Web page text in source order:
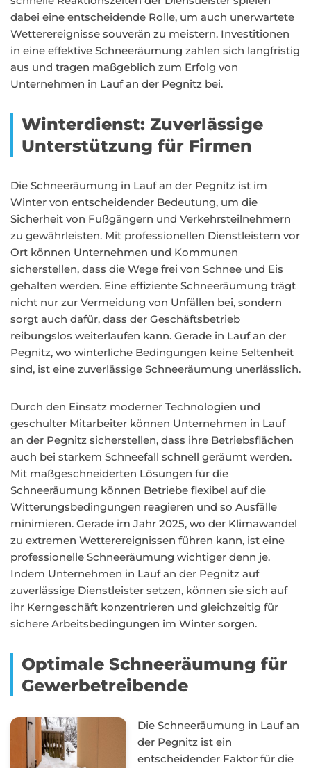
dabei eine entscheidende Rolle, um auch unerwartete
Wetterereignisse souverän zu meistern. Investitionen
in eine effektive Schneeräumung zahlen sich langfristig
aus und tragen maßgeblich zum Erfolg von
Unternehmen in Lauf an der Pegnitz bei.
Winterdienst: Zuverlässige
Unterstützung für Firmen
Die Schneeräumung in Lauf an der Pegnitz ist im
Winter von entscheidender Bedeutung, um die
Sicherheit von Fußgängern und Verkehrsteilnehmern
zu gewährleisten. Mit professionellen Dienstleistern vor
Ort können Unternehmen und Kommunen
sicherstellen, dass die Wege frei von Schnee und Eis
gehalten werden. Eine effiziente Schneeräumung trägt
nicht nur zur Vermeidung von Unfällen bei, sondern
sorgt auch dafür, dass der Geschäftsbetrieb
reibungslos weiterlaufen kann. Gerade in Lauf an der
Pegnitz, wo winterliche Bedingungen keine Seltenheit
sind, ist eine zuverlässige Schneeräumung unerlässlich.
Durch den Einsatz moderner Technologien und
geschulter Mitarbeiter können Unternehmen in Lauf
an der Pegnitz sicherstellen, dass ihre Betriebsflächen
auch bei starkem Schneefall schnell geräumt werden.
Mit maßgeschneiderten Lösungen für die
Schneeräumung können Betriebe flexibel auf die
Witterungsbedingungen reagieren und so Ausfälle
minimieren. Gerade im Jahr 2025, wo der Klimawandel
zu extremen Wetterereignissen führen kann, ist eine
professionelle Schneeräumung wichtiger denn je.
Indem Unternehmen in Lauf an der Pegnitz auf
zuverlässige Dienstleister setzen, können sie sich auf
ihr Kerngeschäft konzentrieren und gleichzeitig für
sichere Arbeitsbedingungen im Winter sorgen.
Optimale Schneeräumung für
Gewerbetreibende
Die Schneeräumung in Lauf an
der Pegnitz ist ein
entscheidender Faktor für die